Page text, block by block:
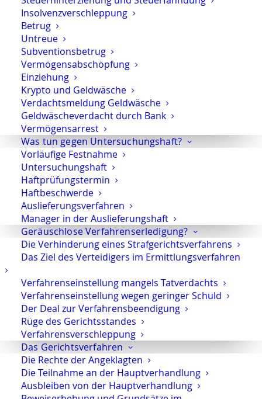
Insolvenzverschleppung
Betrug
Untreue
Subventionsbetrug
Vermögensabschöpfung
Einziehung
Krypto und Geldwäsche
Verdachtsmeldung Geldwäsche
Geldwäscheverdacht durch Bank
Vermögensarrest
Was tun gegen Untersuchungshaft?
Vorläufige Festnahme
Untersuchungshaft
Haftprüfungstermin
Haftbeschwerde
Auslieferungsverfahren
Manager in der Auslieferungshaft
Geräuschlose Verfahrenserledigung?
Die Verhinderung eines Strafgerichtsverfahrens
Das Ziel des Verteidigers im Ermittlungsverfahren
Verfahrenseinstellung mangels Tatverdachts
Verfahrenseinstellung wegen geringer Schuld
Der Deal zur Verfahrensbeendigung
Rüge des Gerichtsstandes
Verfahrensverschleppung
Das Gerichtsverfahren
Die Rechte der Angeklagten
Die Teilnahme an der Hauptverhandlung
Ausbleiben von der Hauptverhandlung
Wochentagen über das Sekretariat.
Die Sekretärinnen sind zur Verschwiegenheit
verpflichtet. Erforderliche Erstinformationen
können Sie ihnen anvertrauen.
Rechtsanwalt Oliver Marson
Adresse: Kurfürstendamm 66, 10707 Berlin
Telefon:+49 30 720 22 970
Fax +49 30 720 22 771
E-Mail:marson@anwaltmarson.de
Hilfe im Notfall
Sie können sich im Notfall rund um die Uhr an uns
Typische Notfälle sind: Festnahme, Anordnung der
Untersuchungshaft oder Hausdurchsuchungen.
Impressum·Datenschutz ·Youtube